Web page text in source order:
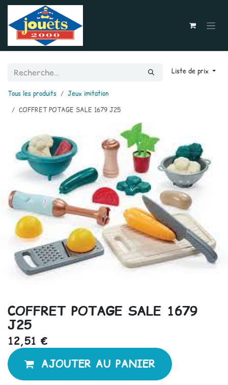
Se rendre au contenu
Liste de prix
Tous les produits
Jeux imitation
COFFRET POTAGE SALE 1679 J25
COFFRET POTAGE SALE 1679
J25
12,51 €
AJOUTER AU PANIER